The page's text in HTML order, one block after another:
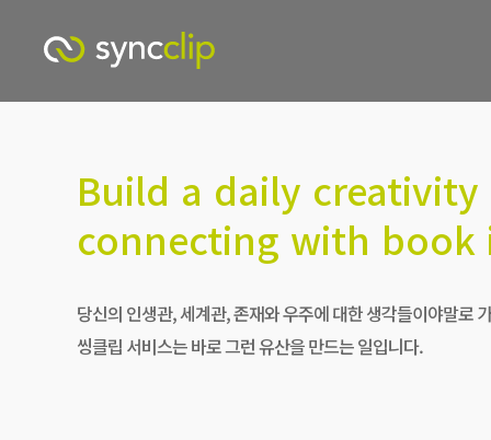
Build a daily
connecting with book
당신의 인생관, 세계관, 존재와 우주에 대한 생각들이야말로
씽클립 서비스는 바로 그런 유산을 만드는 일입니다.